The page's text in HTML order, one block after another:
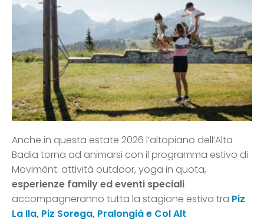
Anche in questa estate 2026 l’altopiano dell’Alta
Badia torna ad animarsi con il programma estivo di
Movimënt: attività outdoor, yoga in quota,
esperienze family ed eventi speciali
accompagneranno tutta la stagione estiva tra Piz
La Ila, Piz Sorega, Pralongià e Col Alt.